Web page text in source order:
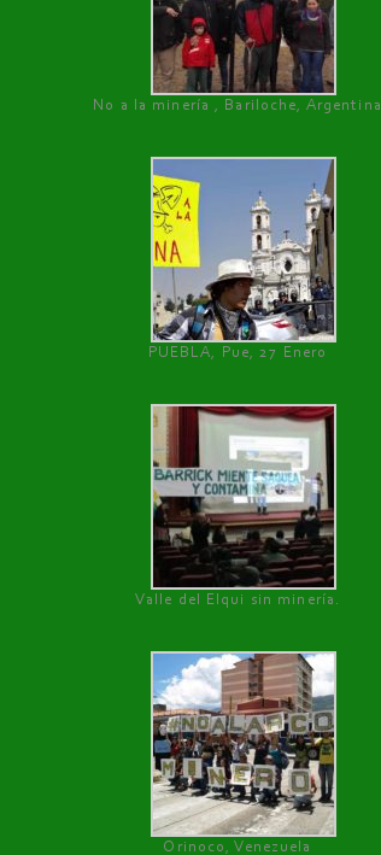
No a la minería , Bariloche, Argentina
PUEBLA, Pue, 27 Enero
Valle del Elqui sin minería.
Orinoco, Venezuela